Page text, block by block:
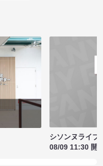
シソンヌライ
08/09 11:30 開